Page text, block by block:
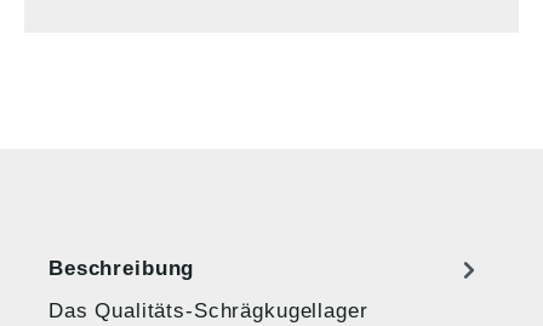
Beschreibung
Das Qualitäts-Schrägkugellager